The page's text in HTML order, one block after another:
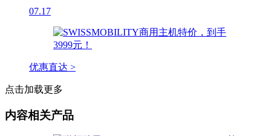
07.17
优惠直达 >
点击加载更多
内容相关产品